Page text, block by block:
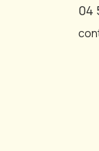
04